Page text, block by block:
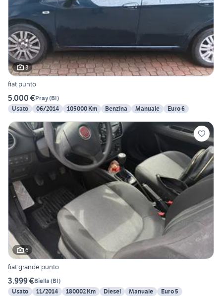
3
fiat punto
5.000 €Pray(BI)
Usato
06/2014 105000 Km Benzina Manuale Euro 6
6
fiat grande punto
3.999 €Biella (BI)
Usato
11/2014 180002 Km Diesel Manuale Euro 5